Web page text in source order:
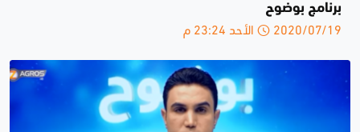
برنامج بوضوح
2020/07/19 الأحد 23:24 م